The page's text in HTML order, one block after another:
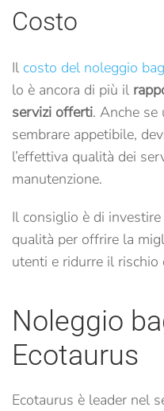
Costo
Il costo del noleggio
lo è ancora di più il
servizi offerti. Anche se
sembrare appetibile,
l’effettiva qualità dei
manutenzione.
Il consiglio è di
qualità per offrire la
utenti e ridurre il rischio
Noleggio
Ecotaurus
Ecotaurus è leader nel